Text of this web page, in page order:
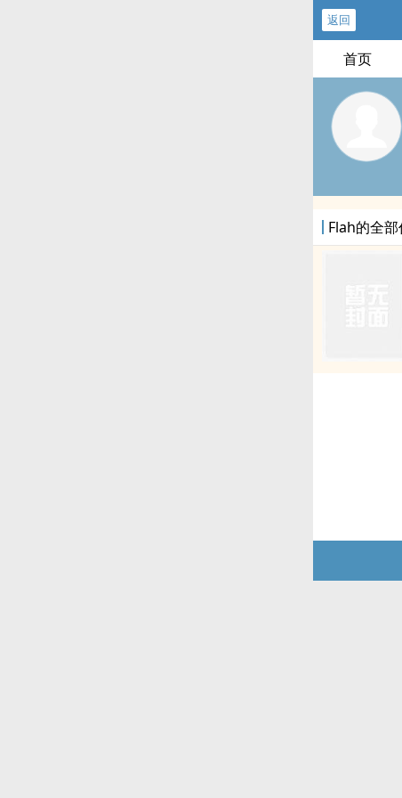
返回
首页
Flah的全